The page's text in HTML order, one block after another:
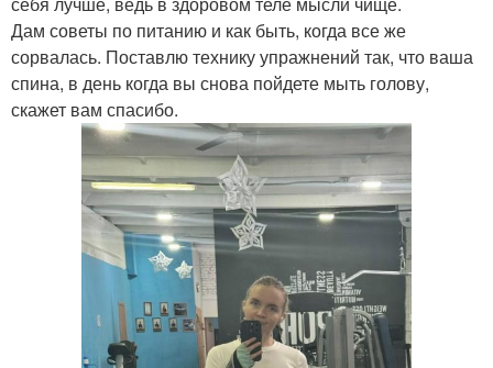
Дам советы по питанию и как быть, когда все же
сорвалась. Поставлю технику упражнений так, что ваша
спина, в день когда вы снова пойдете мыть голову,
скажет вам спасибо.